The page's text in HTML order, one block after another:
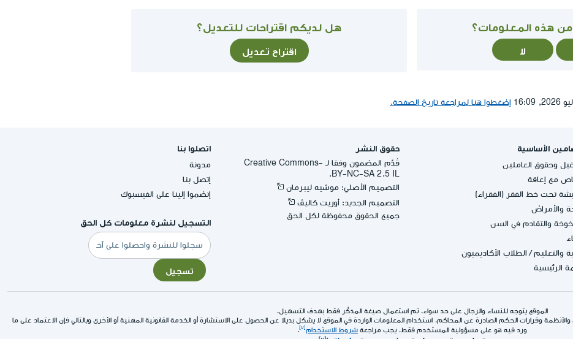
هذه المعلومات؟
لا
هل لديكم اقتراحات للتعديل؟
اقتراح تعديل
إضغطوا هنا لمراجعة تاريخ الصفحة.
الأساسية
وحقوق العاملين
مع إعاقة
تحت خط الفقر (الفقراء)
والأمراض
والتقادم في السن
والتعليم/ الطلاب الأكاديميون
الرئيسية
حقوق النشر
قُدِّم المضمون وفقا لـ -Creative Commons
BY-NC-SA 2.5 IL.
التصميم الأصلي: موشيه ليبرمان
التصميم الجديد: أوريت كاليڤ
جميع الحقوق محفوظة لكل الحق
اتصلوا بنا
مدونة
إتصل بنا
إنضموا إلينا على الفيسبوك
التسجيل لنشرة معلومات كل الحق
البريد
الإلكتروني
تسجيل
الموقع يتوجه للنساء والرجال على حد سواء. تم استعمال صيغة المذكّر فقط بهدف التسهيل.
وقرارات الحكم الصادرة عن المحاكم. استخدام المعلومات الواردة في الموقع لا يشكل بديلا عن الحصول على الاستشارة أو الخدمة القانونية المهنية أو الأخرى وبالتالي فإن الاعتماد على ما
ورد فيه هو على مسؤولية المستخدم فقط. يجب مراجعة شروط الاستخدام .